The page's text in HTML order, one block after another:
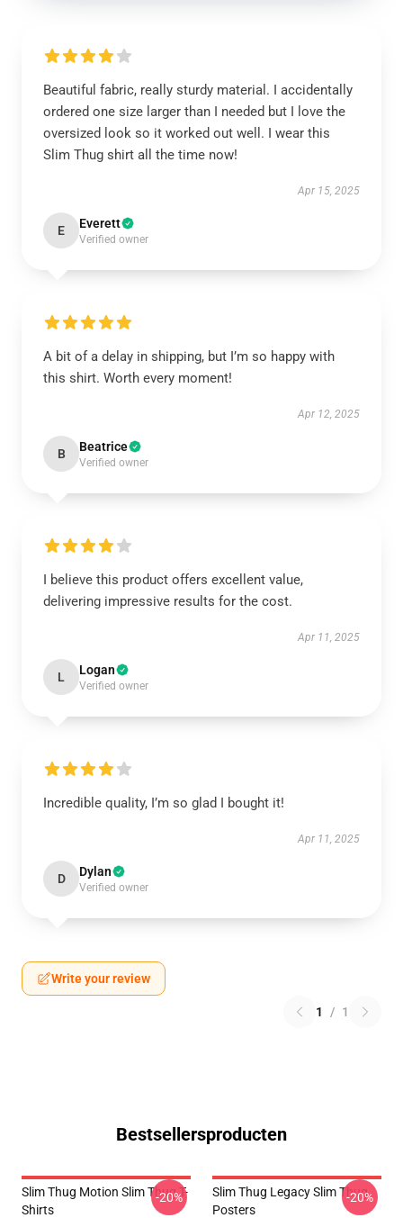
Beautiful fabric, really sturdy material. I accidentally
ordered one size larger than I needed but I love the
oversized look so it worked out well. I wear this
Slim Thug shirt all the time now!
Apr 15, 2025
E Everett
Verified owner
A bit of a delay in shipping, but I’m so happy with
this shirt. Worth every moment!
Apr 12, 2025
B Beatrice
Verified owner
I believe this product offers excellent value,
delivering impressive results for the cost.
Apr 11, 2025
L Logan
Verified owner
Incredible quality, I’m so glad I bought it!
Apr 11, 2025
D Dylan
Verified owner
Write your review
1 / 1
Bestsellersproducten
Slim Thug Motion Slim Thug T-
Shirts
-20%
Slim Thug Legacy Slim Thug
Posters
-20%